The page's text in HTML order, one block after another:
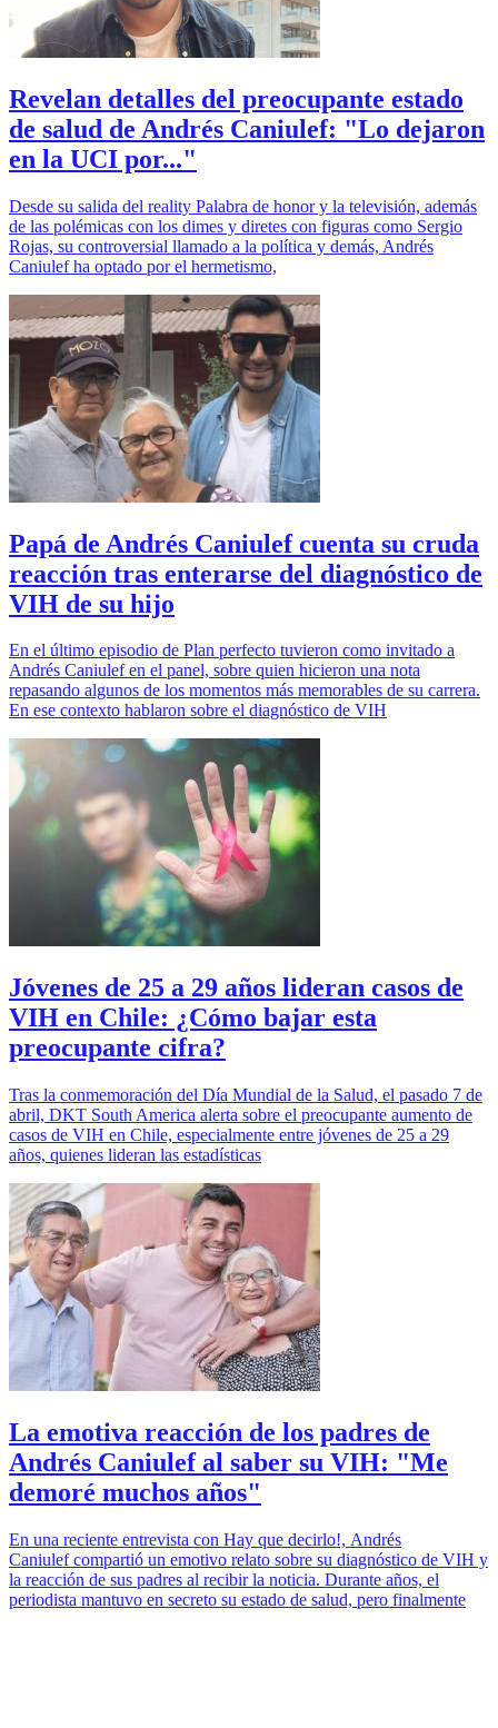
Revelan detalles del preocupante estado
de salud de Andrés Caniulef: "Lo dejaron
en la UCI por..."
Desde su salida del reality Palabra de honor y la televisión, además
de las polémicas con los dimes y diretes con figuras como Sergio
Rojas, su controversial llamado a la política y demás, Andrés
Caniulef ha optado por el hermetismo,
Papá de Andrés Caniulef cuenta su cruda
reacción tras enterarse del diagnóstico de
VIH de su hijo
En el último episodio de Plan perfecto tuvieron como invitado a
Andrés Caniulef en el panel, sobre quien hicieron una nota
repasando algunos de los momentos más memorables de su carrera.
En ese contexto hablaron sobre el diagnóstico de VIH
Jóvenes de 25 a 29 años lideran casos de
VIH en Chile: ¿Cómo bajar esta
preocupante cifra?
Tras la conmemoración del Día Mundial de la Salud, el pasado 7 de
abril, DKT South America alerta sobre el preocupante aumento de
casos de VIH en Chile, especialmente entre jóvenes de 25 a 29
años, quienes lideran las estadísticas
La emotiva reacción de los padres de
Andrés Caniulef al saber su VIH: "Me
demoré muchos años"
En una reciente entrevista con Hay que decirlo!, Andrés
Caniulef compartió un emotivo relato sobre su diagnóstico de VIH y
la reacción de sus padres al recibir la noticia. Durante años, el
periodista mantuvo en secreto su estado de salud, pero finalmente